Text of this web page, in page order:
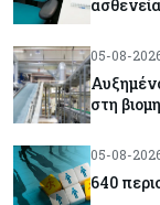
Τον
05-08-
στη
05-08-
640